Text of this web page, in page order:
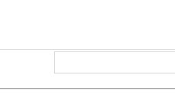
Suchformular